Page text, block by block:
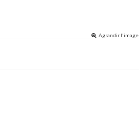
Agrandir l'image